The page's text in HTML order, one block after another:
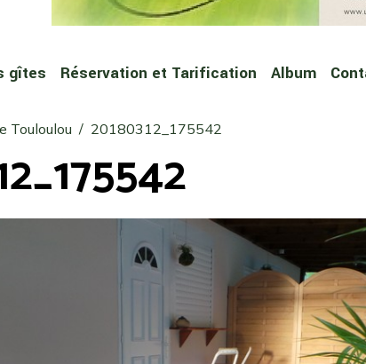
gîtes Réservation et Tarification Album
Touloulou 20180312_175542